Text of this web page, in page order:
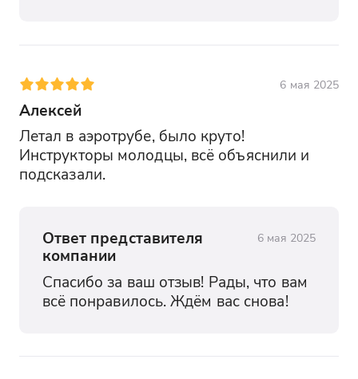
6 мая 2025
Алексей
Летал в аэротрубе, было круто!
Инструкторы молодцы, всё объяснили и
подсказали.
Ответ представителя
компании
6 мая 2025
Спасибо за ваш отзыв! Рады, что вам
всё понравилось. Ждём вас снова!